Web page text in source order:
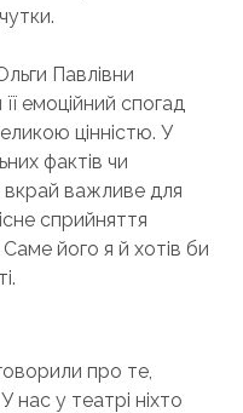
Павлівни
емоційний спогад
цінністю. У
фактів чи
вкрай важливе для
сприйняття
його я й хотів би
про те,
нас у театрі ніхто